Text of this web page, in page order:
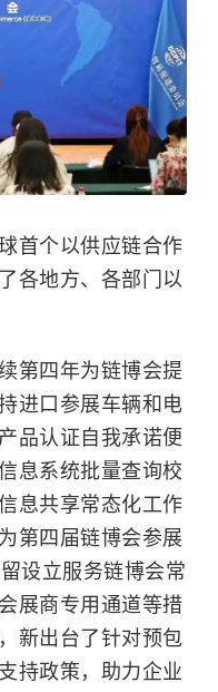
首个以供应链合作
各地方、各部门以
第四年为链博会提
进口参展车辆和电
品认证自我承诺便
息系统批量查询校
息共享常态化工作
第四届链博会参展
设立服务链博会常
展商专用通道等措
新出台了针对预包
持政策，助力企业